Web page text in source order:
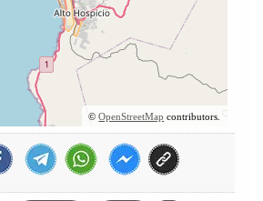
©OpenStreetMap contributors.